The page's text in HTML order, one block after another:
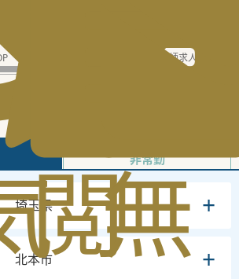
閲無
埼玉県 医師求人
索結果です。
非常勤
埼玉県
北本市